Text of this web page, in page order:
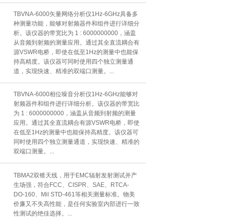
TBVNA-6000矢量网络分析仪1Hz-6GHz具备多
种测量功能，能够对射频器件和组件进行详细分
析。该仪器的带宽比为 1 : 6000000000，涵盖
从音频到射频的测量应用。通过其全直流耦合有
源VSWR电桥，即使在低至1Hz的测量中也能保
持高精度。该仪器可同时使用四个独立测量通
道，实现快速、精准的双端口测量。...
TBVNA-6000相位噪音分析仪1Hz-6GHz能够对
射频器件和组件进行详细分析。该仪器的带宽比
为 1 : 6000000000，涵盖从音频到射频的测量
应用。通过其全直流耦合有源VSWR电桥，即使
在低至1Hz的测量中也能保持高精度。该仪器可
同时使用四个独立测量通道，实现快速、精准的
双端口测量。...
TBMA2双锥天线，用于EMC辐射发射测试并产
生场强，符合FCC、CISPR、SAE、RTCA-
DO-160、Mil STD-461等相关测量标准。物美
价廉又不失高性能，是任何实验室内部进行一致
性测试的绝佳选择。...